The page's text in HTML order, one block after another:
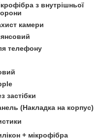
з внутрішньої
камери
телефону
застібки
(Накладка на корпус)
+ мікрофібра